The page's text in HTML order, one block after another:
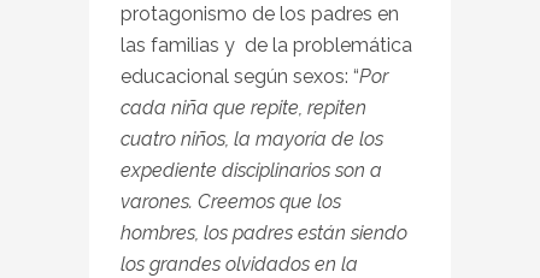
protagonismo de los padres en
las familias y de la problemática
educacional según sexos: “Por
cada niña que repite, repiten
cuatro niños, la mayoría de los
expediente disciplinarios son a
varones. Creemos que los
hombres, los padres están siendo
los grandes olvidados en la